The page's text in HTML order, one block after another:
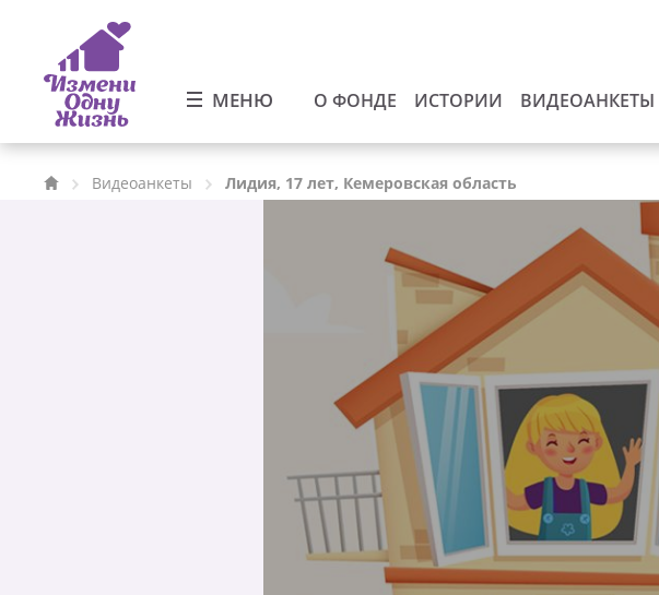
МЕНЮ О ФОНДЕ ИСТОРИИ ВИДЕОАНКЕТЫ
Видеоанкеты Лидия, 17 лет, Кемеровская область